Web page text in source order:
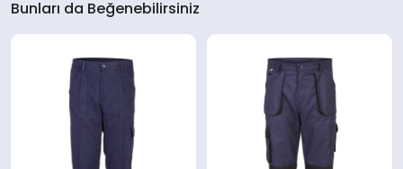
Bunları da Beğenebilirsiniz